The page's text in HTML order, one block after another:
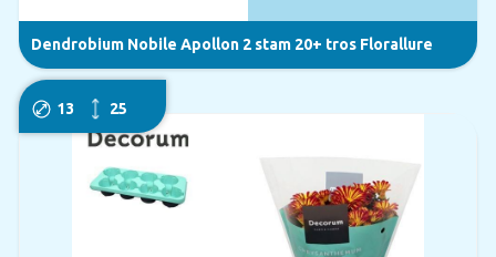
Dendrobium Nobile Apollon 2 stam 20+ tros Florallure
13 25